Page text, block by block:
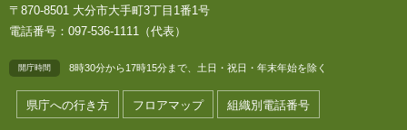
〒870-8501 大分市大手町3丁目1番1号
電話番号：097-536-1111（代表）
開庁時間 8時30分から17時15分まで、土日・祝日・年末年始を除く
県庁への行き方 フロアマップ 組織別電話番号